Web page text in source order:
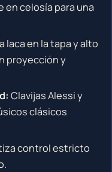
en celosía para una
laca en la tapa y alto
proyección y
Clavijas Alessi y
clásicos
control estricto